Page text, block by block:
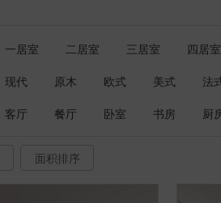
一居室 二居室 三居室
四居室
现代 原木 欧式 美式
法
客厅 餐厅 卧室 书房 厨
面积排序